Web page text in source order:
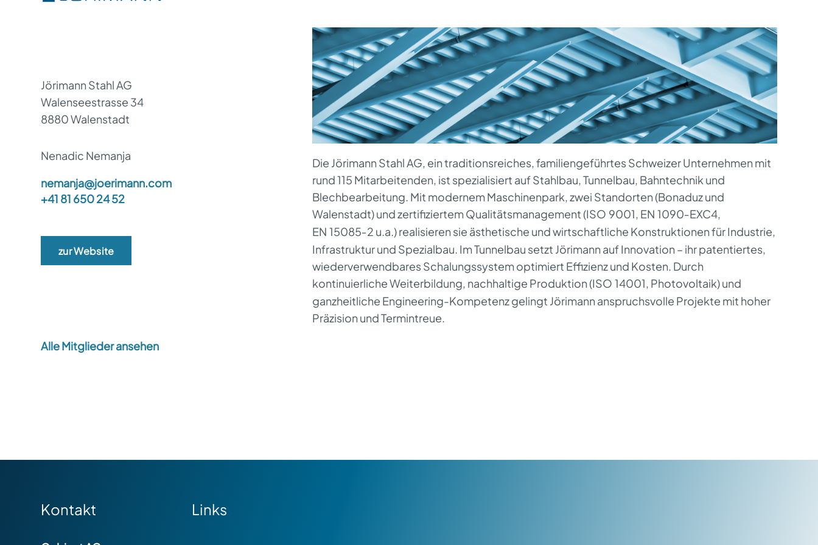
Jörimann Stahl AG
Walenseestrasse 34
8880 Walenstadt
Nenadic Nemanja
nemanja@joerimann.com
+41 81 650 24 52
zur Website
Die Jörimann Stahl AG, ein traditionsreiches, familiengeführtes Schweizer Unternehmen mit
rund 115 Mitarbeitenden, ist spezialisiert auf Stahlbau, Tunnelbau, Bahntechnik und
Blechbearbeitung. Mit modernem Maschinenpark, zwei Standorten (Bonaduz und
Walenstadt) und zertifiziertem Qualitätsmanagement (ISO 9001, EN 1090‑EXC4,
EN 15085‑2 u.a.) realisieren sie ästhetische und wirtschaftliche Konstruktionen für Industrie,
Infrastruktur und Spezialbau. Im Tunnelbau setzt Jörimann auf Innovation – ihr patentiertes,
wiederverwendbares Schalungssystem optimiert Effizienz und Kosten. Durch
kontinuierliche Weiterbildung, nachhaltige Produktion (ISO 14001, Photovoltaik) und
ganzheitliche Engineering-Kompetenz gelingt Jörimann anspruchsvolle Projekte mit hoher
Präzision und Termintreue.
Alle Mitglieder ansehen
Kontakt Links